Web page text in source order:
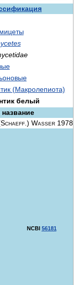
(Макролепиота)
белый
Wasser 1978
NCBI 56181